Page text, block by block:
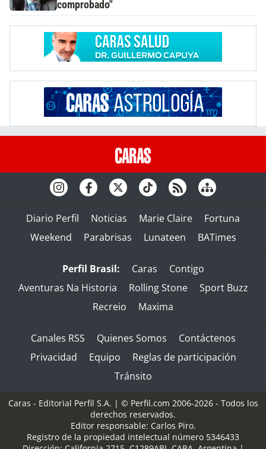
comprobado"
Diario Perfil Noticias Marie Claire
Fortuna
Weekend
Parabrisas Lunateen BATimes
Perfil Brasil: Caras
Contigo
Aventuras Na Historia
Rolling Stone
Sport Buzz
Recreio
Maxima
Canales RSS Quienes Somos
Contáctenos
Privacidad
Equipo
Reglas de participación
Tránsito
Caras - Editorial Perfil S.A. | © Perfil.com 2006-2026 - Todos los
derechos reservados.
Editor responsable: Carlos Piro.
Registro de la propiedad intelectual número 5346433